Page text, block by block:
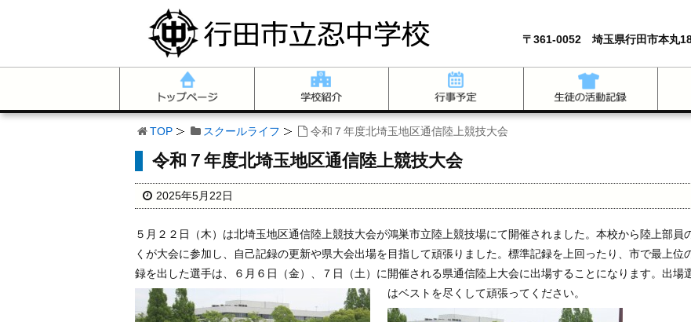
〒361-0052 埼玉県行田市本丸
TOP スクールライフ 令和７年度北埼玉地区通信陸上競技大会
令和７年度北埼玉地区通信陸上競技大会
2025年5月22日
５月２２日（木）は北埼玉地区通信陸上競技大会が鴻巣市立陸上競技場にて開催されました。本校から陸上部員
くが大会に参加し、自己記録の更新や県大会出場を目指して頑張りました。標準記録を上回ったり、市で最上位
録を出した選手は、６月６日（金）、７日（土）に開催される県通信陸上大会に出場することになります。出場
はベストを尽くして頑張ってください。